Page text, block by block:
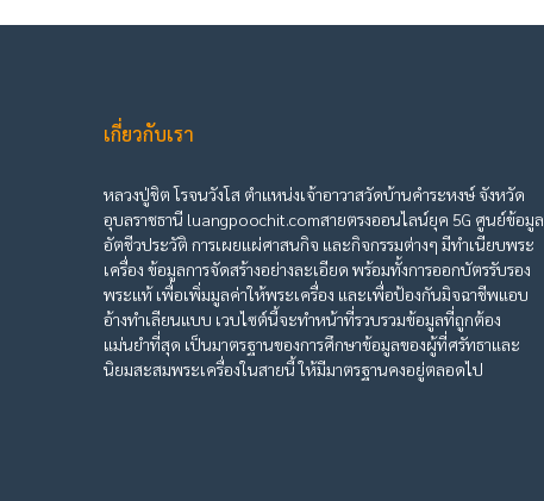
เกี่ยวกับเรา
หลวงปู่ชิต โรจนวังโส ตำแหน่งเจ้าอาวาสวัดบ้านคำระหงษ์ จังหวัด
อุบลราชธานี luangpoochit.comสายตรงออนไลน์ยุค 5G ศูนย์ข้อมูล
อัตชีวประวัติ การเผยแผ่ศาสนกิจ และกิจกรรมต่างๆ มีทำเนียบพระ
เครื่อง ข้อมูลการจัดสร้างอย่างละเอียด พร้อมทั้งการออกบัตรรับรอง
พระแท้ เพื่อเพิ่มมูลค่าให้พระเครื่อง และเพื่อป้องกันมิจฉาชีพแอบ
อ้างทำเลียนแบบ เวบไซต์นี้จะทำหน้าที่รวบรวมข้อมูลที่ถูกต้อง
แม่นยำที่สุด เป็นมาตรฐานของการศึกษาข้อมูลของผู้ที่ศรัทธาและ
นิยมสะสมพระเครื่องในสายนี้ ให้มีมาตรฐานคงอยู่ตลอดไป